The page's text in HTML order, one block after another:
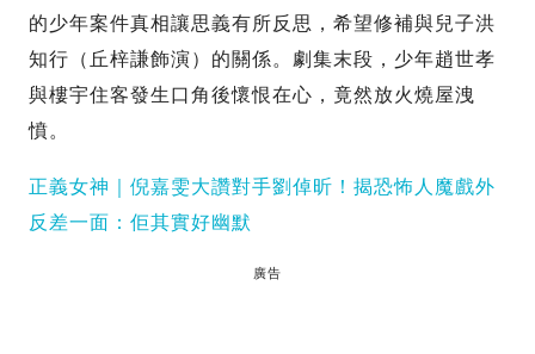
的少年案件真相讓思義有所反思，希望修補與兒子洪
知行（丘梓謙飾演）的關係。劇集末段，少年趙世孝
與樓宇住客發生口角後懷恨在心，竟然放火燒屋洩
憤。
正義女神｜倪嘉雯大讚對手劉倬昕！揭恐怖人魔戲外
反差一面：佢其實好幽默
廣告